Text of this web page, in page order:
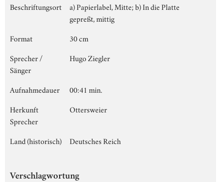
Beschriftungsort
a) Papierlabel, Mitte; b) In die Platte
gepreßt, mittig
Format
30 cm
Sprecher /
Sänger
Hugo Ziegler
Aufnahmedauer
00:41 min.
Herkunft
Sprecher
Ottersweier
Land (historisch) Deutsches Reich
Verschlagwortung